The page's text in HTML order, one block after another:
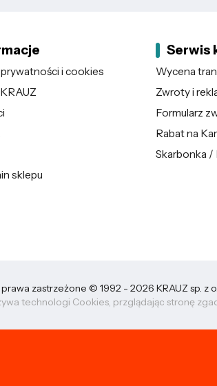
i cookies
sklepu
Serwis
Wycena
Zwroty i
Formularz
Rabat na
Skarbonka /
zastrzeżone © 1992 - 2026 KRAUZ sp. z
technologi Cookies, przglądając stronę